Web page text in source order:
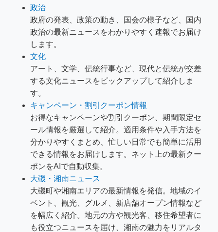
政治
政府の発表、政策の動き、国会の様子など、国内
政治の最新ニュースをわかりやすく速報でお届け
します。
文化
アート、文学、伝統行事など、現代と伝統が交差
する文化ニュースをピックアップして紹介しま
す。
キャンペーン・割引クーポン情報
お得なキャンペーンや割引クーポン、期間限定セ
ール情報を厳選して紹介。適用条件や入手方法を
分かりやすくまとめ、忙しい日常でも簡単に活用
できる情報をお届けします。ネット上の最新クー
ポンをAIで自動収集。
大磯・湘南ニュース
大磯町や湘南エリアの最新情報を発信。地域のイ
ベント、観光、グルメ、新店舗オープン情報など
を幅広く紹介。地元の方や観光客、移住希望者に
も役立つニュースを届け、湘南の魅力をリアルタ